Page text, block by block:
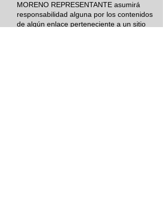
MORENO REPRESENTANTE asumirá
responsabilidad alguna por los contenidos
de algún enlace perteneciente a un sitio